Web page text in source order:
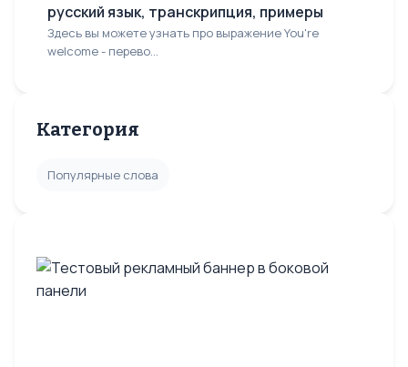
русский язык, транскрипция, примеры
Здесь вы можете узнать про выражение You're
welcome - перево...
Категория
Популярные слова